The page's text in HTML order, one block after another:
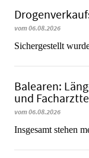
vom 06.08.2026
​​​​​​​Sichergestellt
Balearen:
und
vom 06.08.2026
Insgesamt stehen